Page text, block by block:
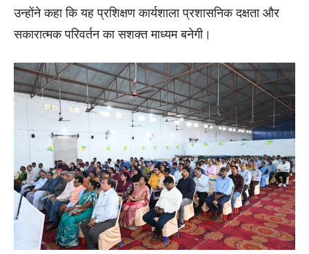
उन्होंने कहा कि यह प्रशिक्षण कार्यशाला प्रशासनिक दक्षता और
सकारात्मक परिवर्तन का सशक्त माध्यम बनेगी।